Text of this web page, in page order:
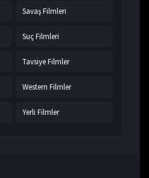
Savaş Filmleri
Suç Filmleri
Tavsiye Filmler
Western Filmler
Yerli Filmler